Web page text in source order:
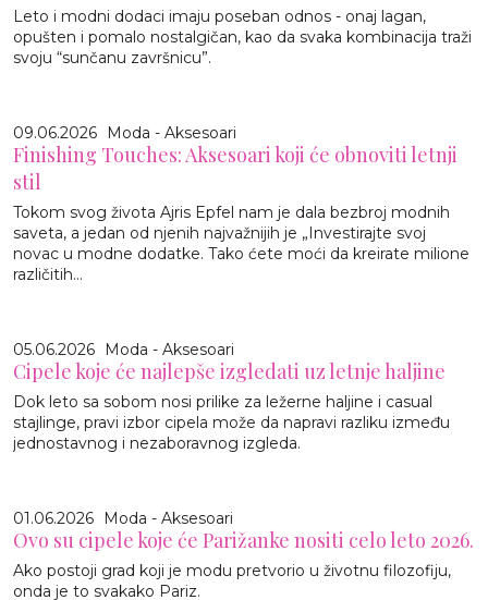
Leto i modni dodaci imaju poseban odnos - onaj lagan,
opušten i pomalo nostalgičan, kao da svaka kombinacija traži
svoju “sunčanu završnicu”.
09.06.2026 Moda - Aksesoari
Finishing Touches: Aksesoari koji će obnoviti letnji
stil
Tokom svog života Ajris Epfel nam je dala bezbroj modnih
saveta, a jedan od njenih najvažnijih je „Investirajte svoj
novac u modne dodatke. Tako ćete moći da kreirate milione
različitih...
05.06.2026 Moda - Aksesoari
Cipele koje će najlepše izgledati uz letnje haljine
Dok leto sa sobom nosi prilike za ležerne haljine i casual
stajlinge, pravi izbor cipela može da napravi razliku između
jednostavnog i nezaboravnog izgleda.
01.06.2026 Moda - Aksesoari
Ovo su cipele koje će Parižanke nositi celo leto 2026.
Ako postoji grad koji je modu pretvorio u životnu filozofiju,
onda je to svakako Pariz.